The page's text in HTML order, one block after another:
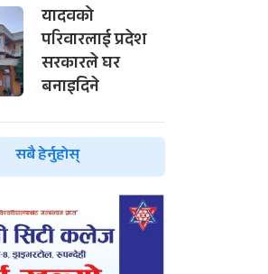
यादवको
परिवारलाई प्रदेश
सरकारले घर
बनाइदिने
सबै हेर्नुहोस्